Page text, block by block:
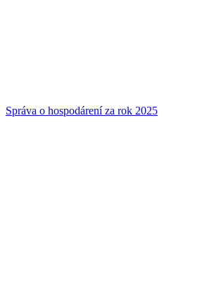
Správa o hospodárení za rok 2025